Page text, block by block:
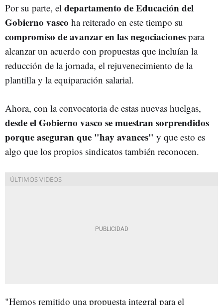
Por su parte, el departamento de Educación del
Gobierno vasco ha reiterado en este tiempo su
compromiso de avanzar en las negociaciones para
alcanzar un acuerdo con propuestas que incluían la
reducción de la jornada, el rejuvenecimiento de la
plantilla y la equiparación salarial.
Ahora, con la convocatoria de estas nuevas huelgas,
desde el Gobierno vasco se muestran sorprendidos
porque aseguran que "hay avances" y que esto es
algo que los propios sindicatos también reconocen.
"Hemos remitido una propuesta integral para el